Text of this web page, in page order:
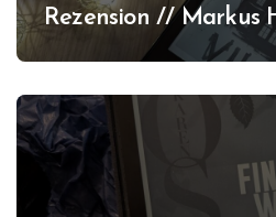
Rezension // Markus